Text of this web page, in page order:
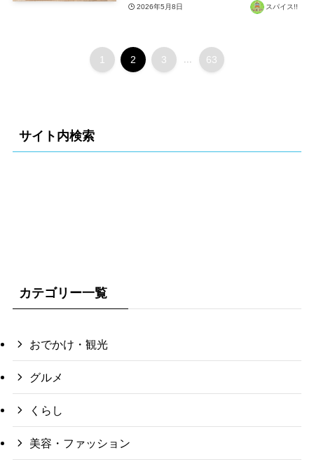
2026年5月8日 スパイス!!
1 2 3 ... 63
サイト内検索
カテゴリー一覧
おでかけ・観光
グルメ
くらし
美容・ファッション